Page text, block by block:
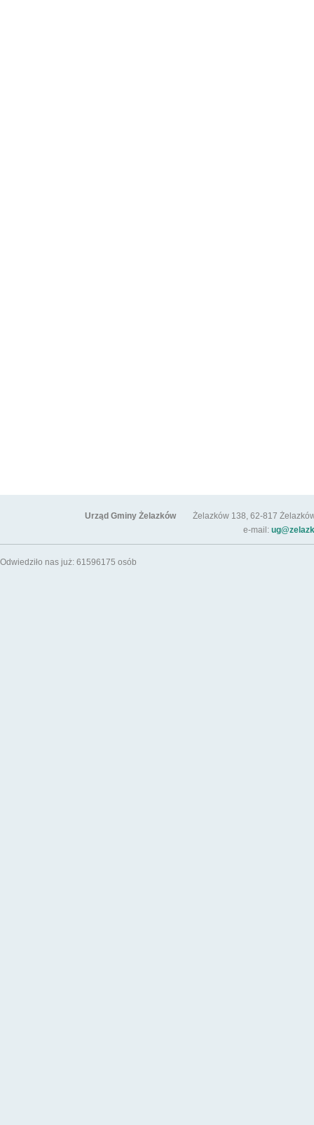
Urząd Gminy ŻelazkówŻelazków 138, 62-817 Żelazków
e-mail:
Odwiedziło nas już: 61596175 osób